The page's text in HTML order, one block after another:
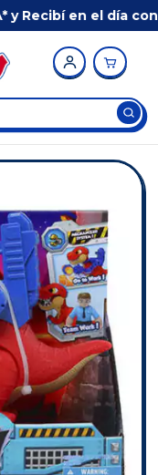
en el día con